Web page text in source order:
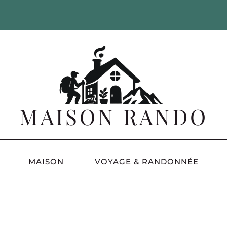
MAISON RANDO
MAISON VOYAGE & RANDONNÉE